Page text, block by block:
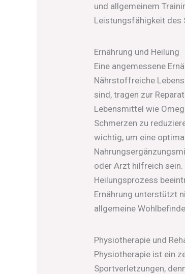
und allgemeinem
Leistungsfähigkeit des
Ernährung und Heilung
Eine angemessene
Nährstoffreiche
sind, tragen zur
Lebensmittel wie
Schmerzen zu
wichtig, um eine
oder Arzt hilfreich sein.
Heilungsprozess
Ernährung unterstützt
allgemeine
Physiotherapie und
Physiotherapie ist ein
Sportverletzungen,